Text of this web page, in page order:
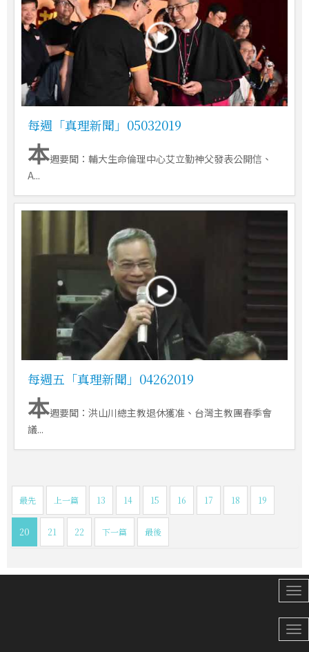
每週「真理新聞」05032019
本週要聞：輔大生命倫理中心艾立勤神父發表公開信、
A...
每週五「真理新聞」04262019
本週要聞：洪山川總主教退休獲准、台灣主教團春季會
議...
最先 上一篇 13 14 15 16 17 18 19
20 21 22 下一篇 最後